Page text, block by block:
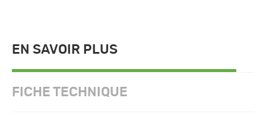
EN SAVOIR PLUS
FICHE TECHNIQUE